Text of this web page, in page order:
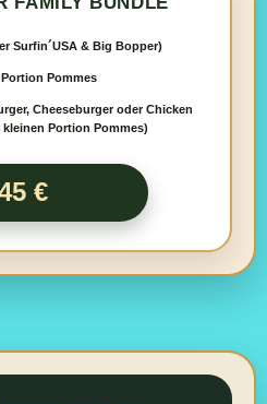
Surfin´USA & Big Bopper)
Pommes
Cheeseburger oder Chicken
Portion Pommes)
€